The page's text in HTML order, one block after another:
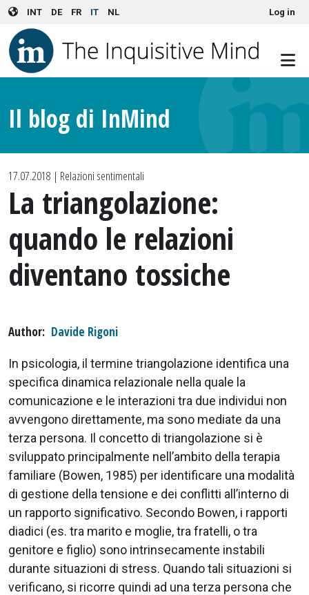
Skip to main content
INT DE FR IT NL User account menuLog in
Il blog di InMind
17.07.2018 | Relazioni sentimentali
La triangolazione:
quando le relazioni
diventano tossiche
Author Davide Rigoni
In psicologia, il termine triangolazione identifica una
specifica dinamica relazionale nella quale la
comunicazione e le interazioni tra due individui non
avvengono direttamente, ma sono mediate da una
terza persona. Il concetto di triangolazione si è
sviluppato principalmente nell’ambito della terapia
familiare (Bowen, 1985) per identificare una modalità
di gestione della tensione e dei conflitti all’interno di
un rapporto significativo. Secondo Bowen, i rapporti
diadici (es. tra marito e moglie, tra fratelli, o tra
genitore e figlio) sono intrinsecamente instabili
durante situazioni di stress. Quando tali situazioni si
verificano, si ricorre quindi ad una terza persona che